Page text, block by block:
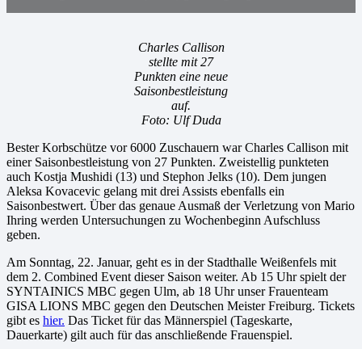
Charles Callison
stellte mit 27
Punkten eine neue
Saisonbestleistung
auf.
Foto: Ulf Duda
Bester Korbschütze vor 6000 Zuschauern war Charles Callison mit
einer Saisonbestleistung von 27 Punkten. Zweistellig punkteten
auch Kostja Mushidi (13) und Stephon Jelks (10). Dem jungen
Aleksa Kovacevic gelang mit drei Assists ebenfalls ein
Saisonbestwert. Über das genaue Ausmaß der Verletzung von Mario
Ihring werden Untersuchungen zu Wochenbeginn Aufschluss
geben.
Am Sonntag, 22. Januar, geht es in der Stadthalle Weißenfels mit
dem 2. Combined Event dieser Saison weiter. Ab 15 Uhr spielt der
SYNTAINICS MBC gegen Ulm, ab 18 Uhr unser Frauenteam
GISA LIONS MBC gegen den Deutschen Meister Freiburg. Tickets
gibt es hier. Das Ticket für das Männerspiel (Tageskarte,
Dauerkarte) gilt auch für das anschließende Frauenspiel.